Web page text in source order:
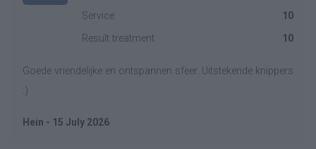
Service
10
Result treatment
10
Goede vriendelijke en ontspannen sfeer. Uitstekende knippers
:)
Hein - 15 July 2026